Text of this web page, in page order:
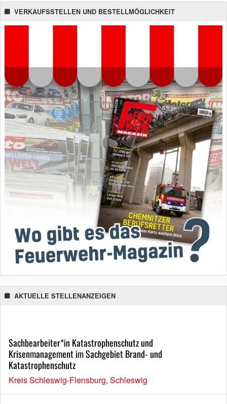
VERKAUFSSTELLEN UND BESTELLMÖGLICHKEIT
AKTUELLE STELLENANZEIGEN
Sachbearbeiter*in Katastrophenschutz und
Krisenmanagement im Sachgebiet Brand- und
Katastrophenschutz
Kreis Schleswig-Flensburg, Schleswig